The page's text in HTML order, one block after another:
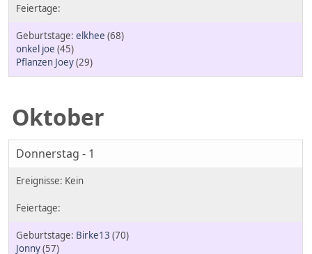
elkhee (68)
onkel joe (45)
Pflanzen Joey(29)
Oktober
Donnerstag - 1
Birke13 (70)
Jonny(57)